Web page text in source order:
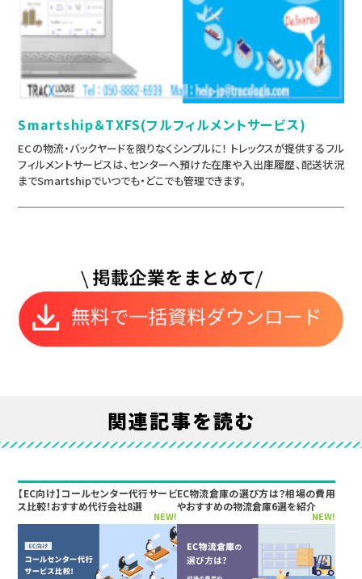
Smartship＆TXFS(フルフィルメントサービス)
ECの物流・バックヤードを限りなくシンプルに！ トレックスが提供するフル
フィルメントサービスは、センターへ預けた在庫や入出庫履歴、配送状況
までSmartshipでいつでも・どこでも管理できます。
関連記事を読む
【EC向け】コールセンター代行サービ
ス比較！おすすめ代行会社8選
NEW!
EC物流倉庫の選び方は？相場の費用
やおすすめの物流倉庫6選を紹介
NEW!